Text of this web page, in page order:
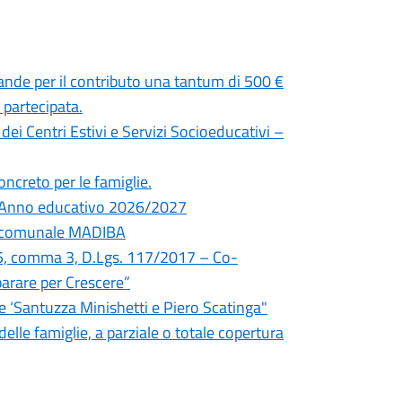
per il contributo una tantum di 500 €
Centri Estivi e Servizi Socioeducativi –
per le famiglie.
educativo 2026/2027
MADIBA
comma 3, D.Lgs. 117/2017 – Co-
per Crescere”
Minishetti e Piero Scatinga"
famiglie, a parziale o totale copertura